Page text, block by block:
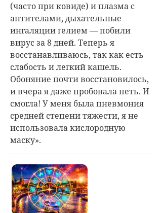
(часто при ковиде) и плазма с
антителами, дыхательные
ингаляции гелием — побили
вирус за 8 дней. Теперь я
восстанавливаюсь, так как есть
слабость и легкий кашель.
Обоняние почти восстановилось,
и вчера я даже пробовала петь. И
смогла! У меня была пневмония
средней степени тяжести, я не
использовала кислородную
маску».